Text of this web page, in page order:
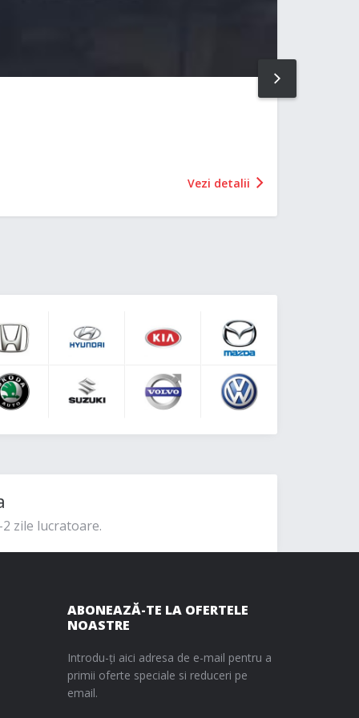
Vezi detalii
NEXT
zile lucratoare.
ABONEAZĂ-TE LA OFERTELE
NOASTRE
Introdu-ți aici adresa de e-mail pentru a
primii oferte speciale si reduceri pe
email.